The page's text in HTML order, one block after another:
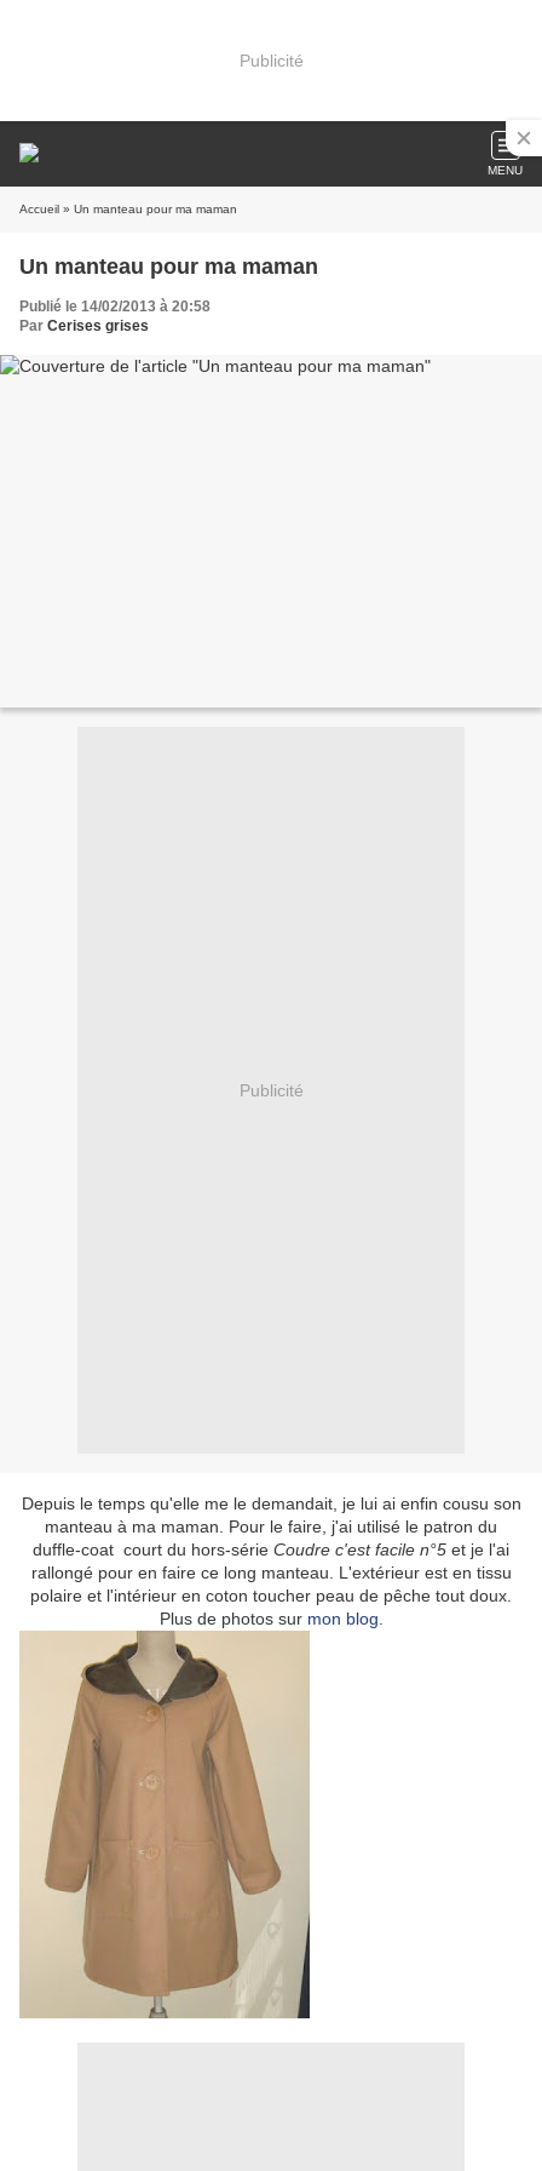
Publicité
MENU
Accueil » Un manteau pour ma maman
Un manteau pour ma maman
Publié le 14/02/2013 à 20:58
Par Cerises grises
Publicité
Depuis le temps qu'elle me le demandait, je lui ai enfin cousu son
manteau à ma maman. Pour le faire, j'ai utilisé le patron du
duffle-coat court du hors-série Coudre c'est facile n°5 et je l'ai
rallongé pour en faire ce long manteau. L'extérieur est en tissu
polaire et l'intérieur en coton toucher peau de pêche tout doux.
Plus de photos sur mon blog.